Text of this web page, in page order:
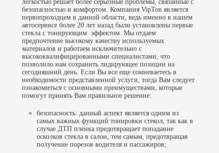
легкостью решает более серьезные проблемы, связанные с
безопасностью и комфортом. Компания VipTon является
первопроходцем в данной области, ведь именно в нашем
автосервисе более 20 лет назад были установлены первые
стекла с тонирующим эффектом. Мы отдаем
предпочтение высокому качеству используемых
материалов и работаем исключительно с
высококвалифицированными специалистами, что
позволило нам сохранить лидирующее позиции на
сегодняшний день. Если Вы все еще сомневаетесь в
необходимости представленной услуги, тогда Вам следует
ознакомиться с основными преимуществами, которые
помогут принять Вам правильное решение:
безопасность: данный аспект является одним из
самых важных функций тонировки стекол, так как в
случае ДТП пленка предотвращает попадание
осколков стекла в салон, тем самым, предотвращая
получение порезов водителя и пассажиров;